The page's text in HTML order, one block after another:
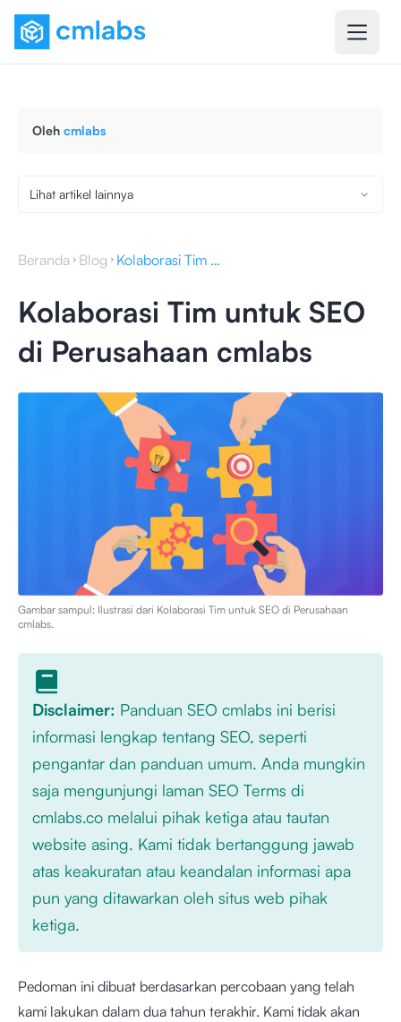
Oleh cmlabs
Lihat artikel lainnya
Beranda Blog Kolaborasi Tim untuk SEO di Perusahaan cmlabs
Kolaborasi Tim untuk SEO
di Perusahaan cmlabs
Gambar sampul: Ilustrasi dari Kolaborasi Tim untuk SEO di Perusahaan
cmlabs.
Disclaimer: Panduan SEO cmlabs ini berisi
informasi lengkap tentang SEO, seperti
pengantar dan panduan umum. Anda mungkin
saja mengunjungi laman SEO Terms di
cmlabs.co melalui pihak ketiga atau tautan
website asing. Kami tidak bertanggung jawab
atas keakuratan atau keandalan informasi apa
pun yang ditawarkan oleh situs web pihak
ketiga.
Pedoman ini dibuat berdasarkan percobaan yang telah
kami lakukan dalam dua tahun terakhir. Kami tidak akan